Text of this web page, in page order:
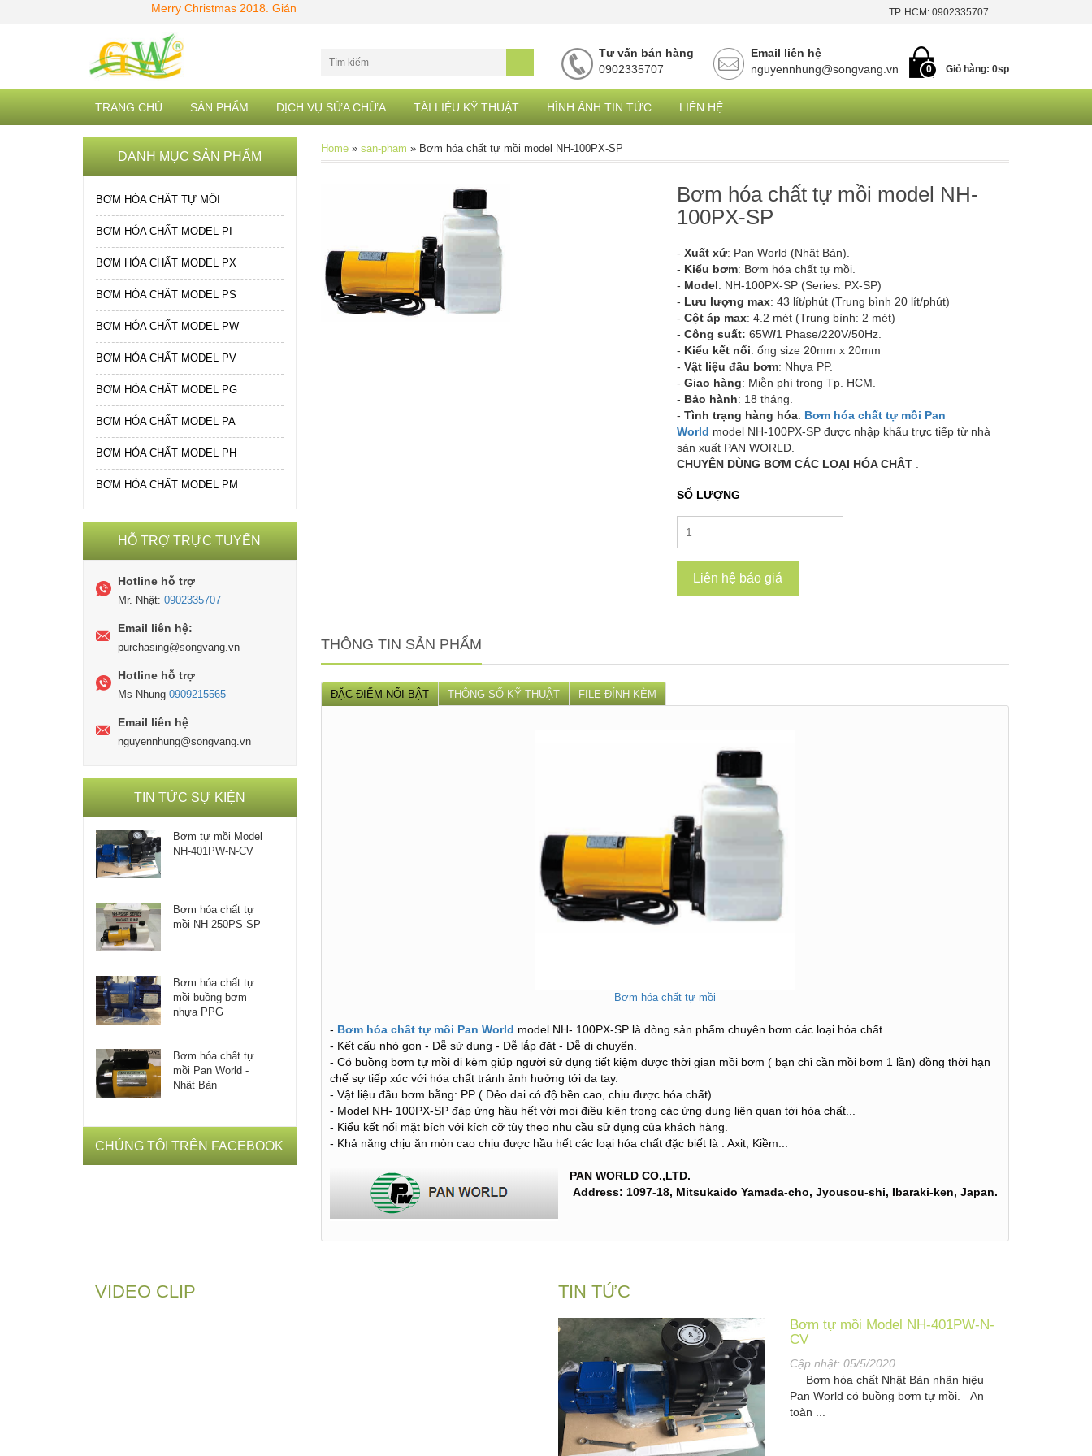
Merry Christmas 2018. Giáng Sinh an lành TP. HCM: 0902335707
Tư vấn bán hàng
0902335707
Email liên hệ
nguyennhung@songvang.vn
0 Giỏ hàng: 0sp
TRANG CHỦ SẢN PHẨM DỊCH VỤ SỬA CHỮA TÀI LIỆU KỸ THUẬT HÌNH ẢNH TIN TỨC LIÊN HỆ
Home» san-pham » Bơm hóa chất tự mồi model NH-100PX-SP
Bơm hóa chất tự mồi model NH-
100PX-SP
-Xuất xứ: Pan World (Nhật Bản).
- Kiểu bơm: Bơm hóa chất tự mồi.
- Model: NH-100PX-SP (Series: PX-SP)
- Lưu lượng max: 43 lít/phút (Trung bình 20 lít/phút)
- Cột áp max: 4.2 mét (Trung bình: 2 mét)
-Công suất:65W/1 Phase/220V/50Hz.
- Kiểu kết nối: ống size 20mm x 20mm
-Vật liệu đầu bơm: Nhựa PP.
-Giao hàng: Miễn phí trong Tp. HCM.
- Bảo hành: 18 tháng.
- Tình trạng hàng hóa: Bơm hóa chất tự mồi Pan
World model NH-100PX-SP được nhập khẩu trực tiếp từ nhà
sản xuất PAN WORLD.
CHUYÊN DÙNG BƠM CÁC LOẠI HÓA CHẤT .
SỐ LƯỢNG
Liên hệ báo giá
THÔNG TIN SẢN PHẨM
ĐẶC ĐIỂM NỔI BẬT THÔNG SỐ KỸ THUẬT FILE ĐÍNH KÈM
Bơm hóa chất tự mồi
- Bơm hóa chất tự mồi Pan World model NH- 100PX-SP là dòng sản phẩm chuyên bơm các loại hóa chất.
- Kết cấu nhỏ gọn - Dễ sử dụng - Dễ lắp đặt - Dễ di chuyển.
- Có buồng bơm tự mồi đi kèm giúp người sử dụng tiết kiệm được thời gian mồi bơm ( bạn chỉ cần mồi bơm 1 lần) đồng thời hạn
chế sự tiếp xúc với hóa chất tránh ảnh hưởng tới da tay.
- Vật liệu đầu bơm bằng: PP ( Dẻo dai có độ bền cao, chịu được hóa chất)
- Model NH- 100PX-SP đáp ứng hầu hết với mọi điều kiện trong các ứng dụng liên quan tới hóa chất...
- Kiểu kết nối mặt bích với kích cỡ tùy theo nhu cầu sử dụng của khách hàng.
- Khả năng chịu ăn mòn cao chịu được hầu hết các loại hóa chất đặc biết là : Axit, Kiềm...
PAN WORLD CO.,LTD.
Address: 1097-18, Mitsukaido Yamada-cho, Jyousou-shi, Ibaraki-ken, Japan.
DANH MỤC SẢN PHẨM
BƠM HÓA CHẤT TỰ MỒI
BƠM HÓA CHẤT MODEL PI
BƠM HÓA CHẤT MODEL PX
BƠM HÓA CHẤT MODEL PS
BƠM HÓA CHẤT MODEL PW
BƠM HÓA CHẤT MODEL PV
BƠM HÓA CHẤT MODEL PG
BƠM HÓA CHẤT MODEL PA
BƠM HÓA CHẤT MODEL PH
BƠM HÓA CHẤT MODEL PM
HỖ TRỢ TRỰC TUYẾN
Hotline hỗ trợ
Mr. Nhật: 0902335707
Email liên hệ:
purchasing@songvang.vn
Hotline hỗ trợ
Ms Nhung 0909215565
Email liên hệ
nguyennhung@songvang.vn
TIN TỨC SỰ KIỆN
Bơm tự mồi Model
NH-401PW-N-CV
Bơm hóa chất tự
mồi NH-250PS-SP
Bơm hóa chất tự
mồi buồng bơm
nhựa PPG
Bơm hóa chất tự
mồi Pan World -
Nhật Bản
CHÚNG TÔI TRÊN FACEBOOK
VIDEO CLIP TIN TỨC
Bơm tự mồi Model NH-401PW-N-
CV
Cập nhật: 05/5/2020
Bơm hóa chất Nhật Bản nhãn hiệu
Pan World có buồng bơm tự mồi. An
toàn ...